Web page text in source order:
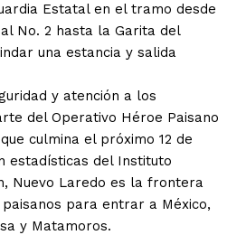
Estatal en el tramo desde
No. 2 hasta la Garita del
una estancia y salida
y atención a los
del Operativo Héroe Paisano
culmina el próximo 12 de
estadísticas del Instituto
Nuevo Laredo es la frontera
para entrar a México,
y Matamoros.